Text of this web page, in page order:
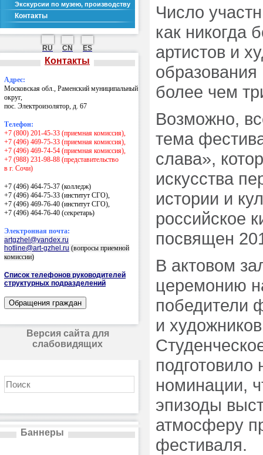
Экскурсии по музею, производству
Контакты
RU CN ES
Контакты
Адрес:
Московская обл., Раменский муниципальный
округ,
пос. Электроизолятор, д. 67
Телефон:
+7 (800) 201-45-33 (приемная комиссия),
+7 (496) 469-75-33 (приемная комиссия),
+7 (496) 469-74-54 (приемная комиссия),
+7 (988) 231-98-88 (представительство
в г. Сочи)
+7 (496) 464-75-37 (колледж)
+7 (496) 464-75-33 (институт СГО),
+7 (496) 469-76-40 (институт СГО),
+7 (496) 464-76-40 (секретарь)
Электронная почта:
artgzhel@yandex.ru
hotline@art-gzhel.ru (вопросы приемной
комиссии)
Список телефонов руководителей
структурных подразделений
Версия сайта для
слабовидящих
Баннеры
Число
как никогда
артистов и
образования
более чем
Возможно,
тема
слава»,
искусства
истории и
российское
посвящен
В актовом
церемонию
победители
и
номинации,
эпизоды
атмосферу
фестиваля.